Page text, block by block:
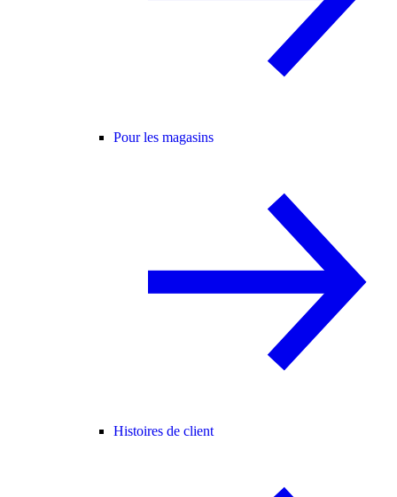
Pour les magasins
Histoires de client